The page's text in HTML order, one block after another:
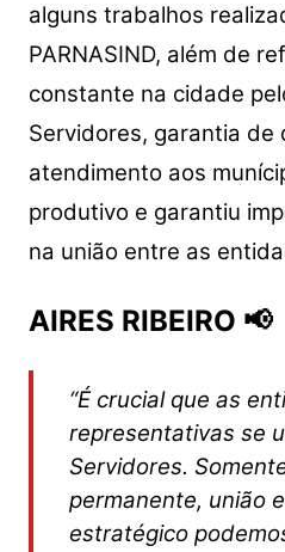
alguns trabalhos
PARNASIND, além de
constante na cidade
Servidores, garantia de
atendimento aos
produtivo e garantiu
na união entre as
AIRES RIBEIRO 📢
“É crucial que as
representativas se
Servidores.
permanente, união
estratégico